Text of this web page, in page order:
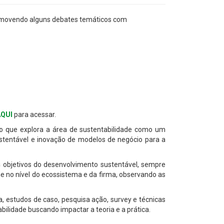
alguns debates temáticos com
para acessar.
que explora a área de sustentabilidade como um
e inovação de modelos de negócio para a
do desenvolvimento sustentável, sempre
nível do ecossistema e da firma, observando as
de caso, pesquisa ação, survey e técnicas
buscando impactar a teoria e a prática.